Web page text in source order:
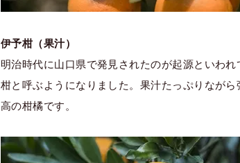
伊予柑（果汁）
明治時代に山口県で発見されたのが起源といわ
柑と呼ぶようになりました。果汁たっぷりなが
高の柑橘です。